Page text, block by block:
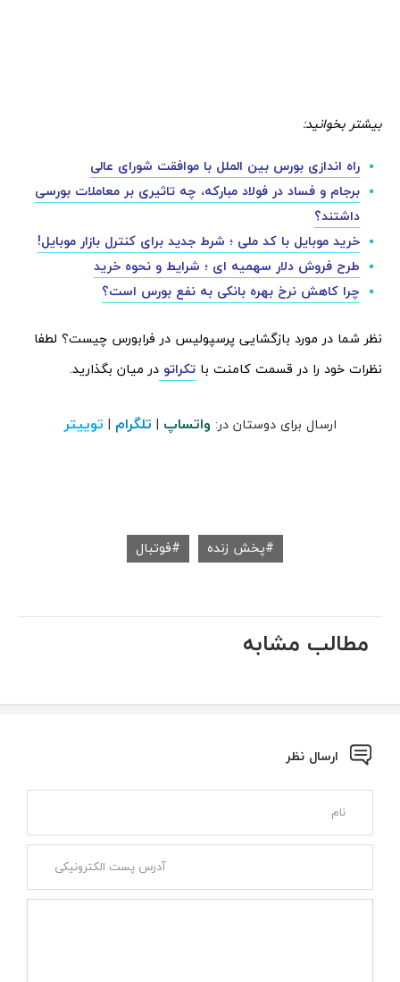
بیشتر بخوانید:
راه اندازی بورس بین الملل با موافقت شورای عالی
برجام و فساد در فولاد مبارکه، چه تاثیری بر معاملات بورسی
داشتند؟
خرید موبایل با کد ملی ؛ شرط جدید برای کنترل بازار موبایل!
طرح فروش دلار سهمیه ای ؛ شرایط و نحوه خرید
چرا کاهش نرخ بهره بانکی به نفع بورس است؟
نظر شما در مورد بازگشایی پرسپولیس در فرابورس چیست؟ لطفا
نظرات خود را در قسمت کامنت با تکراتو در میان بگذارید.
ارسال برای دوستان در: واتساپ | تلگرام | توییتر
پخش زنده فوتبال
مطالب مشابه
ارسال نظر